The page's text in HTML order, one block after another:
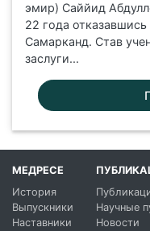
эмир) Саййид
22 года
Самарканд. Став
заслуги...
МЕДРЕСЕ
История
Выпускники
Наставники
Научные
Новости